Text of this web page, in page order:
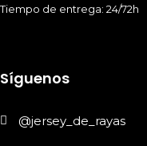
Tiempo de entrega: 24/72h
Síguenos
@jersey_de_rayas